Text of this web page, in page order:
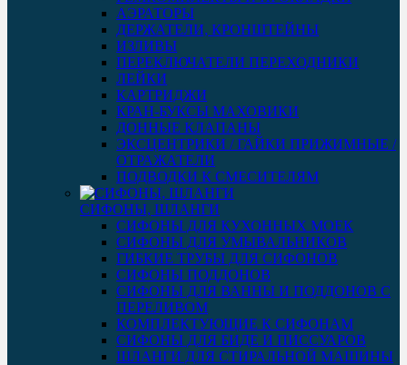
АЭРАТОРЫ
ДЕРЖАТЕЛИ, КРОНШТЕЙНЫ
ИЗЛИВЫ
ПЕРЕКЛЮЧАТЕЛИ ПЕРЕХОДНИКИ
ЛЕЙКИ
КАРТРИДЖИ
КРАН-БУКСЫ МАХОВИКИ
ДОННЫЕ КЛАПАНЫ
ЭКСЦЕНТРИКИ / ГАЙКИ ПРИЖИМНЫЕ /
ОТРАЖАТЕЛИ
ПОДВОДКИ К СМЕСИТЕЛЯМ
СИФОНЫ, ШЛАНГИ
СИФОНЫ ДЛЯ КУХОННЫХ МОЕК
СИФОНЫ ДЛЯ УМЫВАЛЬНИКОВ
ГИБКИЕ ТРУБЫ ДЛЯ СИФОНОВ
СИФОНЫ ПОДДОНОВ
СИФОНЫ ДЛЯ ВАННЫ И ПОДДОНОВ С
ПЕРЕЛИВОМ
КОМПЛЕКТУЮЩИЕ К СИФОНАМ
СИФОНЫ ДЛЯ БИДЕ И ПИССУАРОВ
ШЛАНГИ ДЛЯ СТИРАЛЬНОЙ МАШИНЫ